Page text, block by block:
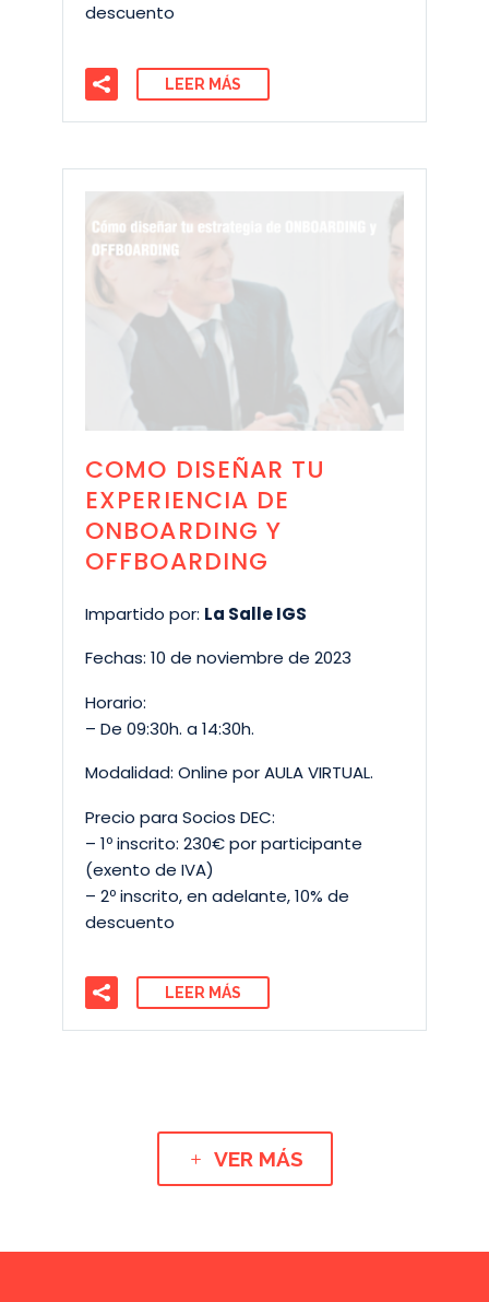
descuento
LEER MÁS
COMO DISEÑAR TU
EXPERIENCIA DE
ONBOARDING Y
OFFBOARDING
Impartido por: La Salle IGS
Fechas: 10 de noviembre de 2023
Horario:
– De 09:30h. a 14:30h.
Modalidad: Online por AULA VIRTUAL.
Precio para Socios DEC:
– 1º inscrito: 230€ por participante
(exento de IVA)
– 2º inscrito, en adelante, 10% de
descuento
LEER MÁS
L VER MÁS